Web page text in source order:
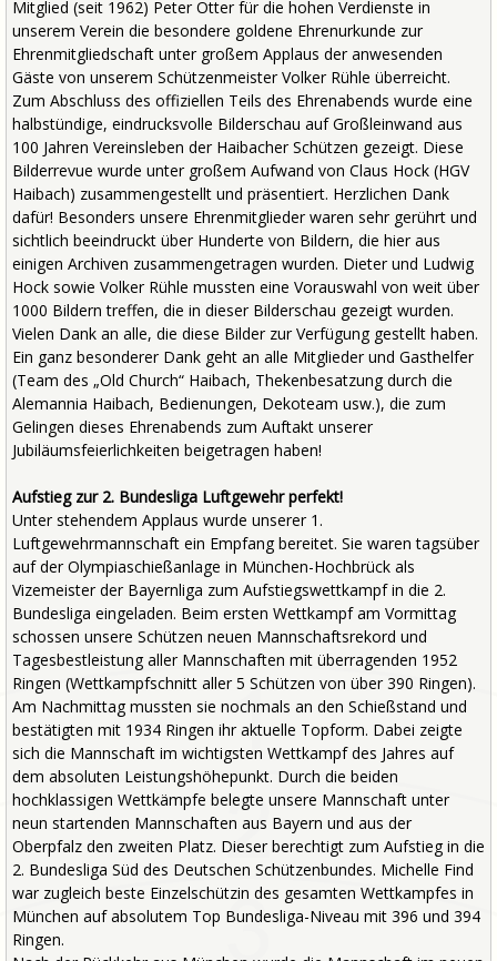
Mitglied (seit 1962) Peter Otter für die hohen Verdienste in
unserem Verein die besondere goldene Ehrenurkunde zur
Ehrenmitgliedschaft unter großem Applaus der anwesenden
Gäste von unserem Schützenmeister Volker Rühle überreicht.
Zum Abschluss des offiziellen Teils des Ehrenabends wurde eine
halbstündige, eindrucksvolle Bilderschau auf Großleinwand aus
100 Jahren Vereinsleben der Haibacher Schützen gezeigt. Diese
Bilderrevue wurde unter großem Aufwand von Claus Hock (HGV
Haibach) zusammengestellt und präsentiert. Herzlichen Dank
dafür! Besonders unsere Ehrenmitglieder waren sehr gerührt und
sichtlich beeindruckt über Hunderte von Bildern, die hier aus
einigen Archiven zusammengetragen wurden. Dieter und Ludwig
Hock sowie Volker Rühle mussten eine Vorauswahl von weit über
1000 Bildern treffen, die in dieser Bilderschau gezeigt wurden.
Vielen Dank an alle, die diese Bilder zur Verfügung gestellt haben.
Ein ganz besonderer Dank geht an alle Mitglieder und Gasthelfer
(Team des „Old Church“ Haibach, Thekenbesatzung durch die
Alemannia Haibach, Bedienungen, Dekoteam usw.), die zum
Gelingen dieses Ehrenabends zum Auftakt unserer
Jubiläumsfeierlichkeiten beigetragen haben!
Aufstieg zur 2. Bundesliga Luftgewehr perfekt!
Unter stehendem Applaus wurde unserer 1.
Luftgewehrmannschaft ein Empfang bereitet. Sie waren tagsüber
auf der Olympiaschießanlage in München-Hochbrück als
Vizemeister der Bayernliga zum Aufstiegswettkampf in die 2.
Bundesliga eingeladen. Beim ersten Wettkampf am Vormittag
schossen unsere Schützen neuen Mannschaftsrekord und
Tagesbestleistung aller Mannschaften mit überragenden 1952
Ringen (Wettkampfschnitt aller 5 Schützen von über 390 Ringen).
Am Nachmittag mussten sie nochmals an den Schießstand und
bestätigten mit 1934 Ringen ihr aktuelle Topform. Dabei zeigte
sich die Mannschaft im wichtigsten Wettkampf des Jahres auf
dem absoluten Leistungshöhepunkt. Durch die beiden
hochklassigen Wettkämpfe belegte unsere Mannschaft unter
neun startenden Mannschaften aus Bayern und aus der
Oberpfalz den zweiten Platz. Dieser berechtigt zum Aufstieg in die
2. Bundesliga Süd des Deutschen Schützenbundes. Michelle Find
war zugleich beste Einzelschützin des gesamten Wettkampfes in
München auf absolutem Top Bundesliga-Niveau mit 396 und 394
Ringen.